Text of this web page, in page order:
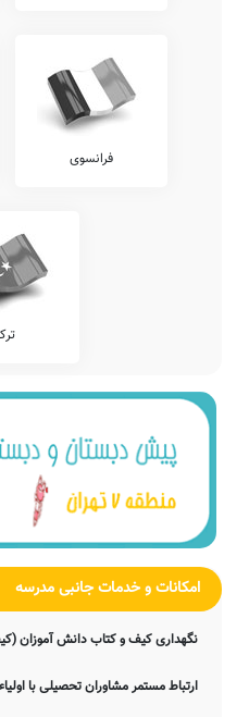
فرانسوی
امکانات و خدمات جانبی مدرسه
نگهداری کیف و کتاب دانش آموزان
ارتباط مستمر مشاوران تحصیلی با اولیاء